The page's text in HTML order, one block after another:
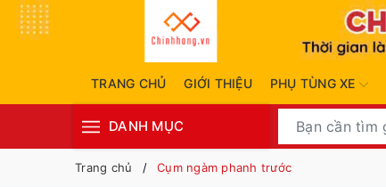
TRANG CHỦ GIỚI THIỆU PHỤ TÙNG XE
DANH MỤC
Trang chủ Cụm ngàm phanh trước